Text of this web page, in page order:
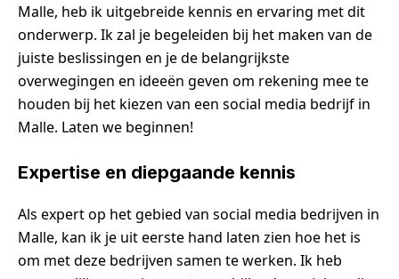
Malle, heb ik uitgebreide kennis en ervaring met dit
onderwerp. Ik zal je begeleiden bij het maken van de
juiste beslissingen en je de belangrijkste
overwegingen en ideeën geven om rekening mee te
houden bij het kiezen van een social media bedrijf in
Malle. Laten we beginnen!
Expertise en diepgaande kennis
Als expert op het gebied van social media bedrijven in
Malle, kan ik je uit eerste hand laten zien hoe het is
om met deze bedrijven samen te werken. Ik heb